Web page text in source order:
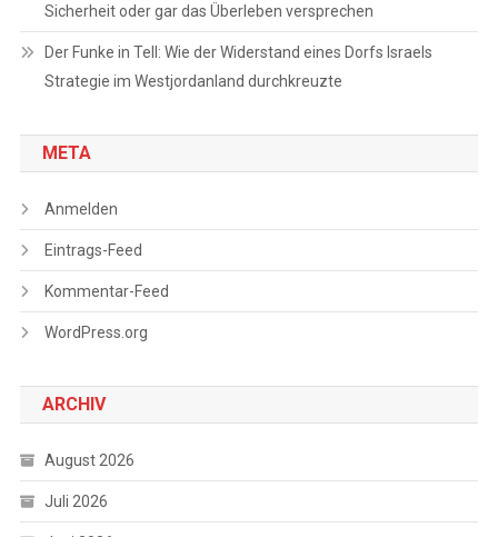
Sicherheit oder gar das Überleben versprechen
Der Funke in Tell: Wie der Widerstand eines Dorfs Israels
Strategie im Westjordanland durchkreuzte
META
Anmelden
Eintrags-Feed
Kommentar-Feed
WordPress.org
ARCHIV
August 2026
Juli 2026